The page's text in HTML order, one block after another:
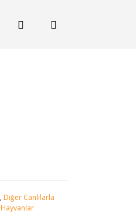
, Diğer Canlılarla
Hayvanlar